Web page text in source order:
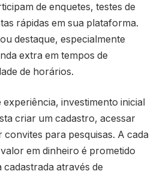
de enquetes, testes de
rápidas em sua plataforma.
destaque, especialmente
extra em tempos de
de horários.
experiência, investimento inicial
criar um cadastro, acessar
para pesquisas. A cada
em dinheiro é prometido
através de